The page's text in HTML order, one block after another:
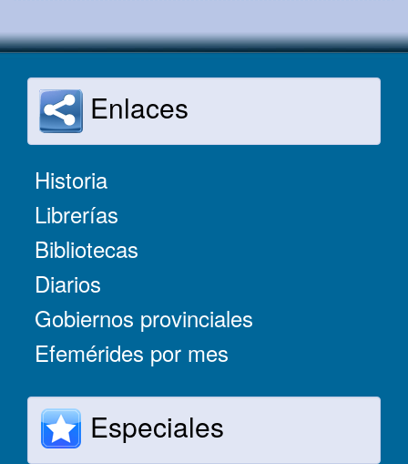
Enlaces
Historia
Librerías
Bibliotecas
Diarios
Gobiernos provinciales
Efemérides por mes
Especiales